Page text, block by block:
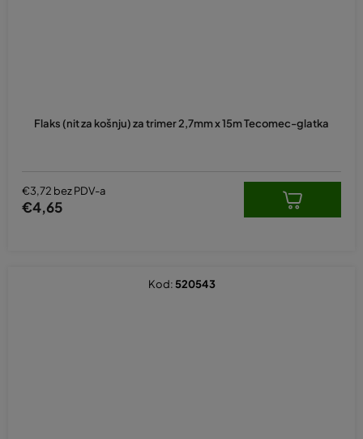
Flaks (nit za košnju) za trimer 2,7mm x 15m Tecomec-glatka
€3,72 bez PDV-a
€4,65
Kod: 520543